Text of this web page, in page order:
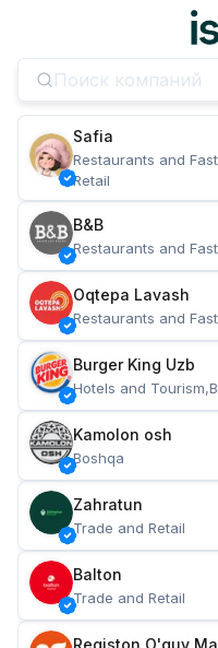
Safia
Restaurants and
Retail
B&B
Restaurants and
Oqtepa Lavash
Restaurants and
Burger King Uzb
Hotels and
Kamolon osh
Boshqa
Zahratun
Trade and Retail
Balton
Trade and Retail
Registon O'quv